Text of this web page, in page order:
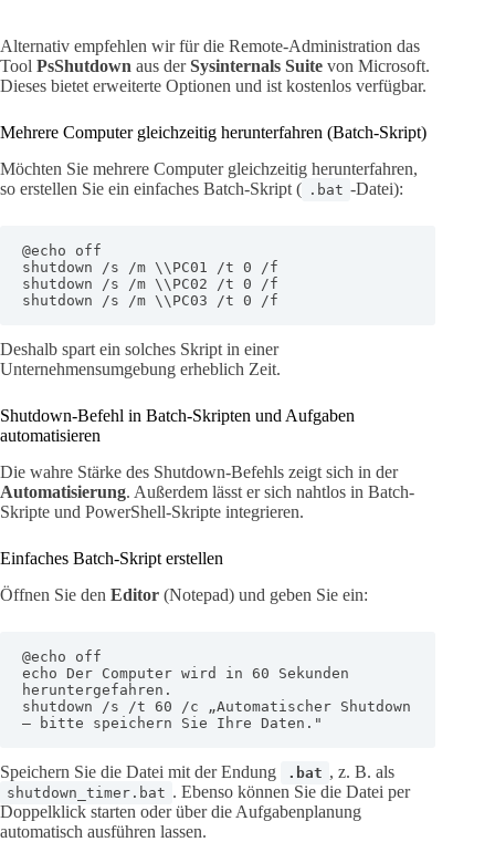
Alternativ empfehlen wir für die Remote-Administration das
Tool PsShutdown aus derSysinternals Suite von Microsoft.
Dieses bietet erweiterte Optionen und ist kostenlos verfügbar.
Mehrere Computer gleichzeitig herunterfahren (Batch-Skript)
Möchten Sie mehrere Computer gleichzeitig herunterfahren,
so erstellen Sie ein einfaches Batch-Skript ( .bat -Datei):
@echo off
shutdown /s /m \\PC01 /t 0 /f
shutdown /s /m \\PC02 /t 0 /f
shutdown /s /m \\PC03 /t 0 /f
Deshalb spart ein solches Skript in einer
Unternehmensumgebung erheblich Zeit.
Shutdown-Befehl in Batch-Skripten und Aufgaben
automatisieren
Die wahre Stärke des Shutdown-Befehls zeigt sich in der
Automatisierung. Außerdem lässt er sich nahtlos in Batch-
Skripte und PowerShell-Skripte integrieren.
Einfaches Batch-Skript erstellen
Öffnen Sie den Editor (Notepad) und geben Sie ein:
@echo off
echo Der Computer wird in 60 Sekunden
heruntergefahren.
shutdown /s /t 60 /c „Automatischer Shutdown
– bitte speichern Sie Ihre Daten."
Speichern Sie die Datei mit der Endung .bat , z. B. als
shutdown_timer.bat . Ebenso können Sie die Datei per
Doppelklick starten oder über die Aufgabenplanung
automatisch ausführen lassen.